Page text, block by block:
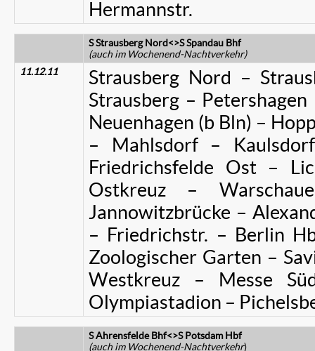
Hermannstr.
S Strausberg Nord<>S Spandau Bhf
(auch im Wochenend-Nachtverkehr)
11.12.11
Strausberg Nord –
Strausberg –
Neuenhagen (b Bln) –
– Mahlsdorf –
Friedrichsfelde Ost –
Ostkreuz –
Jannowitzbrücke –
– Friedrichstr. – Berlin
Zoologischer Garten –
Westkreuz – Messe
Olympiastadion –
S Ahrensfelde Bhf<>S Potsdam Hbf
(auch im Wochenend-Nachtverkehr)